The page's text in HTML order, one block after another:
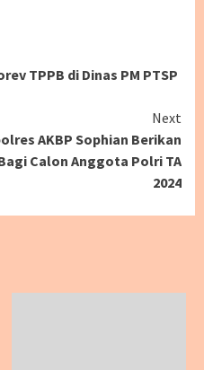
TPPB di Dinas PM PTSP
Next
AKBP Sophian Berikan
Calon Anggota Polri TA
2024